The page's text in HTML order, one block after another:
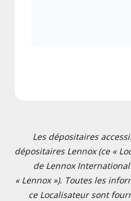
Les dépositaires
dépositaires Lennox (ce «
de Lennox
« Lennox »). Toutes les
ce Localisateur sont